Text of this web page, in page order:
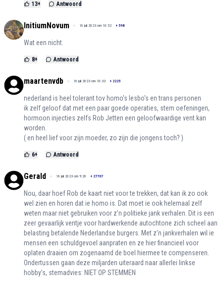
13+ Antwoord
InitiumNovum 16 juli 2023 om 10:52 + 598
Wat een nicht.
8+ Antwoord
maartenvdb 16 juli 2023 om 10:33 + 2225
nederland is heel tolerant tov homo's lesbo's en trans personen
ik zelf geloof dat met een paar goede operaties, stem oefeningen,
hormoon injecties zelfs Rob Jetten een geloofwaardige vent kan
worden.
( en heel lief voor zijn moeder, zo zijn die jongens toch? )
6+ Antwoord
Gerald 16 juli 2023 om 9:20 + 27707
Nou, daar hoef Rob de kaart niet voor te trekken, dat kan ik zo ook
wel zien en horen dat ie homo is. Dat moet ie ook helemaal zelf
weten maar niet gebruiken voor z’n politieke jank verhalen. Dit is een
zeer gevaarlijk ventje voor hardwerkende autochtone zich scheel aan
belasting betalende Nederlandse burgers. Met z’n jankverhalen wil ie
mensen een schuldgevoel aanpraten en ze hier financieel voor
oplaten draaien om zogenaamd de boel hiermee te compenseren.
Ondertussen gaan deze miljarden uiteraard naar allerlei linkse
hobby’s, stemadvies: NIET OP STEMMEN